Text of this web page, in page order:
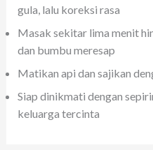
gula, lalu koreksi rasa
Masak sekitar lima menit
dan bumbu meresap
Matikan api dan sajikan
Siap dinikmati dengan
keluarga tercinta